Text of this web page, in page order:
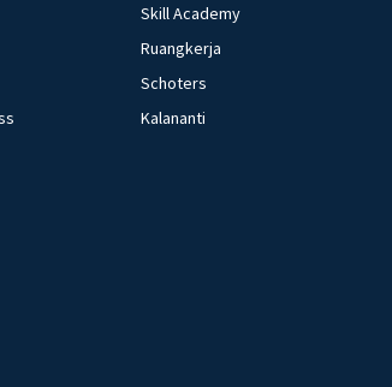
Skill Academy
Ruangkerja
Schoters
Kalananti